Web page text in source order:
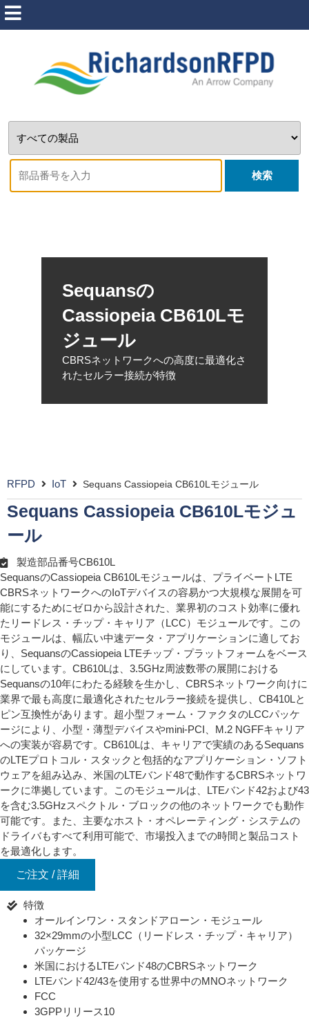
検索
Sequansの
Cassiopeia CB610Lモ
ジュール
CBRSネットワークへの高度に最適化さ
れたセルラー接続が特徴
RFPD IoT Sequans Cassiopeia CB610Lモジュール
Sequans Cassiopeia CB610Lモジュ
ール
製造部品番号CB610L
SequansのCassiopeia CB610Lモジュールは、プライベートLTE
CBRSネットワークへのIoTデバイスの容易かつ大規模な展開を可
能にするためにゼロから設計された、業界初のコスト効率に優れ
たリードレス・チップ・キャリア（LCC）モジュールです。この
モジュールは、幅広い中速データ・アプリケーションに適してお
り、SequansのCassiopeia LTEチップ・プラットフォームをベース
にしています。CB610Lは、3.5GHz周波数帯の展開における
Sequansの10年にわたる経験を生かし、CBRSネットワーク向けに
業界で最も高度に最適化されたセルラー接続を提供し、CB410Lと
ピン互換性があります。超小型フォーム・ファクタのLCCパッケ
ージにより、小型・薄型デバイスやmini-PCI、M.2 NGFFキャリア
への実装が容易です。CB610Lは、キャリアで実績のあるSequans
のLTEプロトコル・スタックと包括的なアプリケーション・ソフト
ウェアを組み込み、米国のLTEバンド48で動作するCBRSネットワ
ークに準拠しています。このモジュールは、LTEバンド42および43
を含む3.5GHzスペクトル・ブロックの他のネットワークでも動作
可能です。また、主要なホスト・オペレーティング・システムの
ドライバもすべて利用可能で、市場投入までの時間と製品コスト
を最適化します。
ご注文 / 詳細
特徴
オールインワン・スタンドアローン・モジュール
32×29mmの小型LCC（リードレス・チップ・キャリア）
パッケージ
米国におけるLTEバンド48のCBRSネットワーク
LTEバンド42/43を使用する世界中のMNOネットワーク
FCC
3GPPリリース10